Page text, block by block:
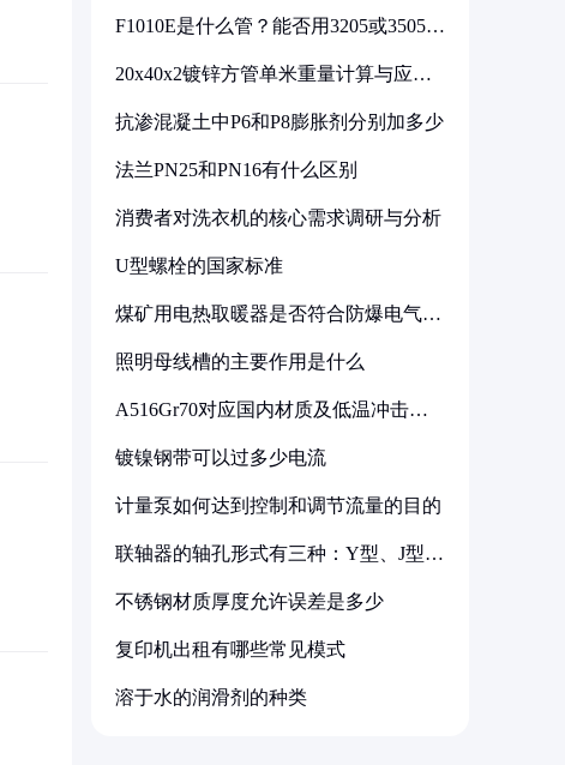
F1010E是什么管？能否用3205或3505代
20x40x2镀锌方管单米重量计算与应用
抗渗混凝土中P6和P8膨胀剂分别加多少
法兰PN25和PN16有什么区别
消费者对洗衣机的核心需求调研与分析
U型螺栓的国家标准
煤矿用电热取暖器是否符合防爆电气设
照明母线槽的主要作用是什么
A516Gr70对应国内材质及低温冲击要
镀镍钢带可以过多少电流
计量泵如何达到控制和调节流量的目的
联轴器的轴孔形式有三种：Y型、J型、
不锈钢材质厚度允许误差是多少
复印机出租有哪些常见模式
溶于水的润滑剂的种类